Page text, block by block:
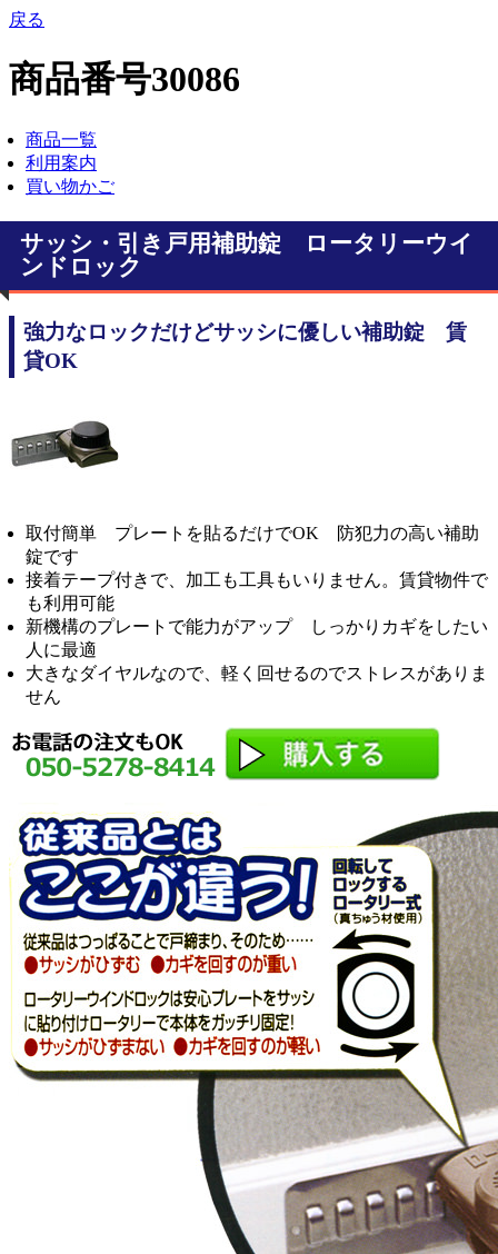
戻る
商品番号30086
商品一覧
利用案内
買い物かご
サッシ・引き戸用補助錠 ロータリーウイ
ンドロック
強力なロックだけどサッシに優しい補助錠 賃
貸OK
取付簡単 プレートを貼るだけでOK 防犯力の高い補助
錠です
接着テープ付きで、加工も工具もいりません。賃貸物件で
も利用可能
新機構のプレートで能力がアップ しっかりカギをしたい
人に最適
大きなダイヤルなので、軽く回せるのでストレスがありま
せん